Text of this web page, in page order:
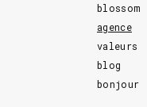
blossom
agence
valeurs
blog
bonjour